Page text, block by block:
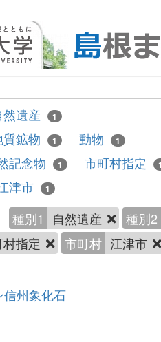
然遺産 1
質鉱物 1 動物 1
記念物 1 市町村指定
津市 1
種別1 自然遺産
種別2
指定 市町村 江津市
信州象化石